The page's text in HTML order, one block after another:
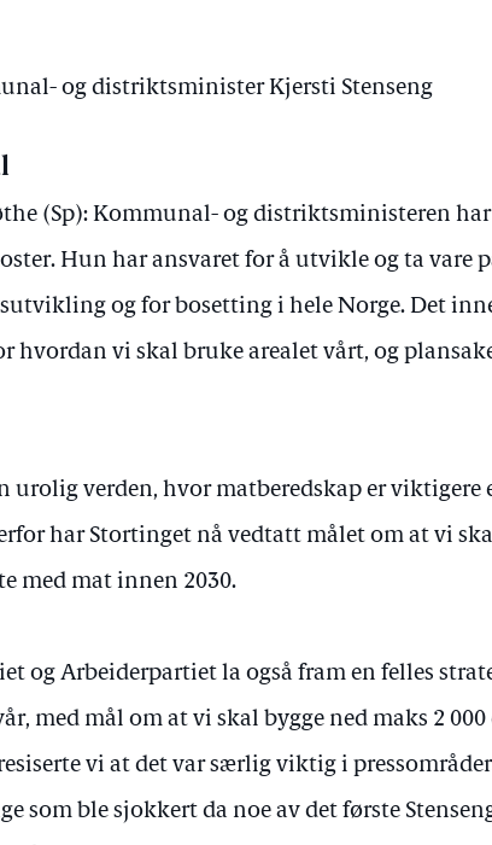
og distriktsminister Kjersti Stenseng
(Sp): Kommunal- og distriktsministeren har
Hun har ansvaret for å utvikle og ta vare
og for bosetting i hele Norge. Det
hvordan vi skal bruke arealet vårt, og
urolig verden, hvor matberedskap er viktigere
har Stortinget nå vedtatt målet om at vi
med mat innen 2030.
og Arbeiderpartiet la også fram en felles
med mål om at vi skal bygge ned maks 2
vi at det var særlig viktig i
som ble sjokkert da noe av det første